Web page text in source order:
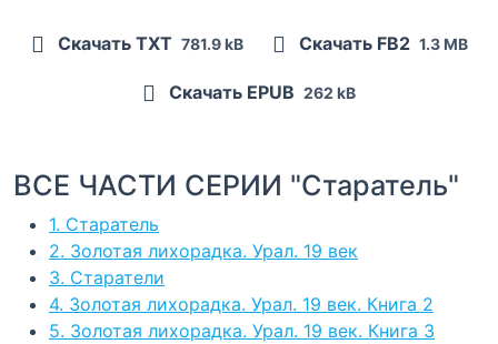
Скачать TXT 781.9 kB Скачать FB2 1.3 MB
Скачать EPUB 262 kB
ВСЕ ЧАСТИ СЕРИИ "Старатель"
1. Старатель
2. Золотая лихорадка. Урал. 19 век
3. Старатели
4. Золотая лихорадка. Урал. 19 век. Книга 2
5. Золотая лихорадка. Урал. 19 век. Книга 3